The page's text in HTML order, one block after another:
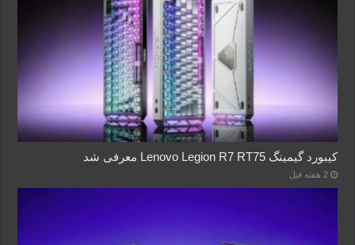
کیبورد گیمینگ Lenovo Legion R7 RT75 معرفی شد
2 هفته قبل